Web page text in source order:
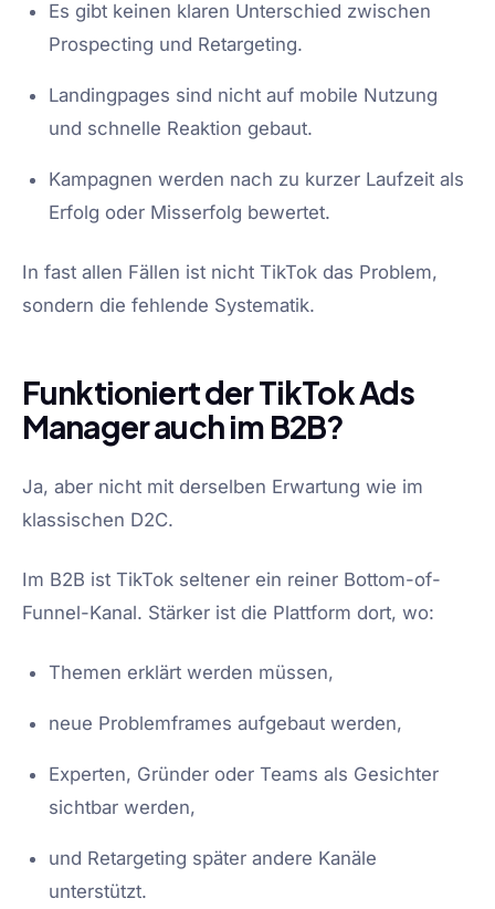
Es gibt keinen klaren Unterschied zwischen
Prospecting und Retargeting.
Landingpages sind nicht auf mobile Nutzung
und schnelle Reaktion gebaut.
Kampagnen werden nach zu kurzer Laufzeit als
Erfolg oder Misserfolg bewertet.
In fast allen Fällen ist nicht TikTok das Problem,
sondern die fehlende Systematik.
Funktioniert der TikTok Ads
Manager auch im B2B?
Ja, aber nicht mit derselben Erwartung wie im
klassischen D2C.
Im B2B ist TikTok seltener ein reiner Bottom-of-
Funnel-Kanal. Stärker ist die Plattform dort, wo:
Themen erklärt werden müssen,
neue Problemframes aufgebaut werden,
Experten, Gründer oder Teams als Gesichter
sichtbar werden,
und Retargeting später andere Kanäle
unterstützt.